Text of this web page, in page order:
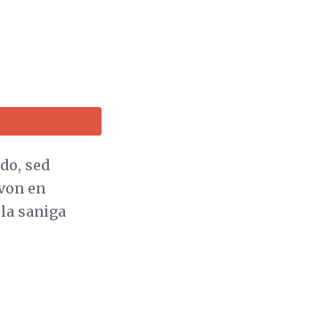
sed
en
saniga